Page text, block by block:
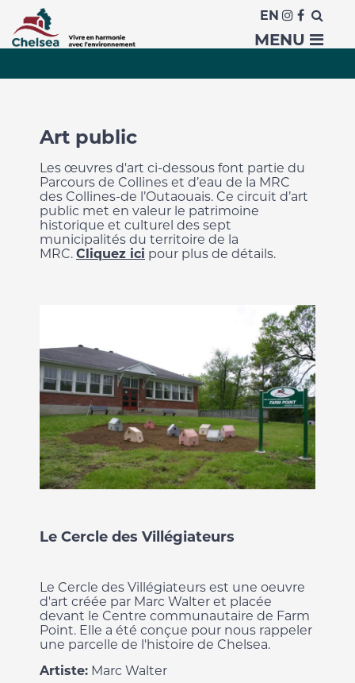
EN
MENU
Art public et patrimoine
Art public
Les œuvres d'art ci-dessous font partie du
Parcours de Collines et d’eau de la MRC
des Collines-de l’Outaouais. Ce circuit d’art
public met en valeur le patrimoine
historique et culturel des sept
municipalités du territoire de la
MRC. Cliquez ici pour plus de détails.
Le Cercle des Villégiateurs
Le Cercle des Villégiateurs est une oeuvre
d'art créée par Marc Walter et placée
devant le Centre communautaire de Farm
Point. Elle a été conçue pour nous rappeler
une parcelle de l'histoire de Chelsea.
Artiste: Marc Walter